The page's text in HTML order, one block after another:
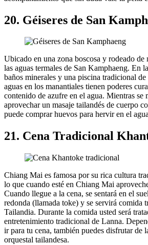
20. Géiseres de San
Ubicado en una zona boscosa y rodeado de
las aguas termales de San Kamphaeng. En
baños minerales y una piscina tradicional
aguas en los manantiales tienen poderes
contenido de azufre en el agua. Mientras se
aprovechar un masaje tailandés de cuerpo
puede comprar huevos para hervir en el
21. Cena Tradicional
Chiang Mai es famosa por su rica cultura
lo que cuando esté en Chiang Mai
Cuando llegue a la cena, se sentará en el
redonda (llamada toke) y se servirá comida
Tailandia. Durante la comida usted será
entretenimiento tradicional de Lanna.
ir para tu cena, también puedes disfrutar de
orquestal tailandesa.